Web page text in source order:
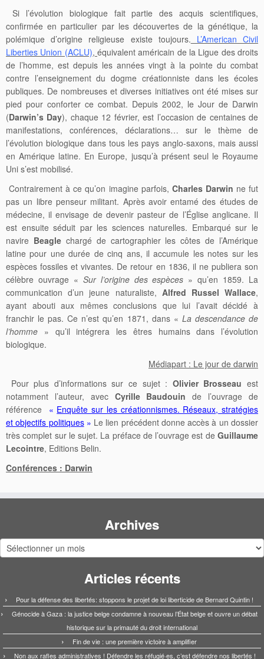
Si l’évolution biologique fait partie des acquis scientifiques,
confirmée en particulier par les découvertes de la génétique, la
polémique d’origine religieuse existe toujours. L’American Civil
Liberties Union (ACLU),équivalent américain de la Ligue des droits
de l’homme, est depuis les années vingt à la pointe du combat
contre l’enseignement du dogme créationniste dans les écoles
publiques. De nombreuses et diverses initiatives ont été mises sur
pied pour conforter ce combat. Depuis 2002, le Jour de Darwin
(Darwin’s Day), chaque 12 février, est l’occasion de centaines de
manifestations, conférences, déclarations… sur le thème de
l’évolution biologique dans tous les pays anglo-saxons, mais aussi
en Amérique latine. En Europe, jusqu’à présent seul le Royaume
Uni s’est mobilisé.
Contrairement à ce qu’on imagine parfois, Charles Darwin ne fut
pas un libre penseur militant. Après avoir entamé des études de
médecine, il envisage de devenir pasteur de l’Église anglicane. Il
est ensuite séduit par les sciences naturelles. Embarqué sur le
navire Beaglechargé de cartographier les côtes de l’Amérique
latine pour une durée de cinq ans, il accumule les notes sur les
espèces fossiles et vivantes. De retour en 1836, il ne publiera son
célèbre ouvrage « Sur l’origine des espèces » qu’en 1859. La
communication d’un jeune naturaliste, Alfred Russel Wallace,
ayant abouti aux mêmes conclusions que lui l’avait décidé à
franchir le pas. Ce n’est qu’en 1871, dans « La descendance de
l’homme » qu’il intégrera les êtres humains dans l’évolution
biologique.
Médiapart : Le jour de darwin
Pour plus d’informations sur ce sujet : Olivier Brosseau est
notamment l’auteur, avec Cyrille Baudouin de l’ouvrage de
référence
« Enquête sur les créationnismes. Réseaux, stratégies
et objectifs politiques» Le lien précédent donne accès à un dossier
très complet sur le sujet. La préface de l’ouvrage est de Guillaume
Lecointre, Editions Belin.
Conférences : Darwin
Archives
Archives
Articles récents
Pour la défense des libertés: stoppons le projet de loi liberticide de Bernard Quintin !
Génocide à Gaza : la justice belge condamne à nouveau l’État belge et ouvre un débat
historique sur la primauté du droit international
Fin de vie : une première victoire à amplifier
Non aux rafles administratives ! Défendre les réfugié·es, c’est défendre nos libertés !